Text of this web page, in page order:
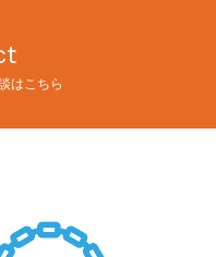
はこちら